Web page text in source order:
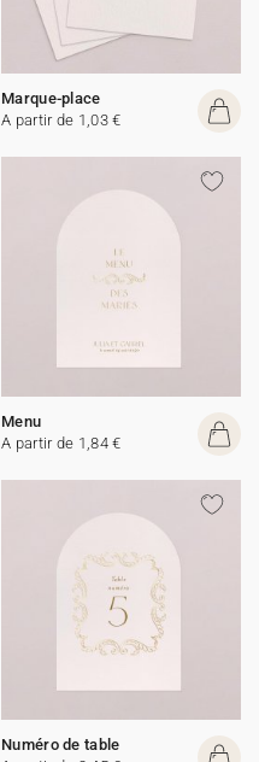
Marque-place
A partir de 1,03 €
Menu
A partir de 1,84 €
Numéro de table